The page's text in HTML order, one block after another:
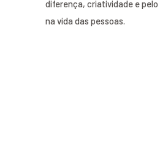
diferença, criatividade e
na vida das pessoas.